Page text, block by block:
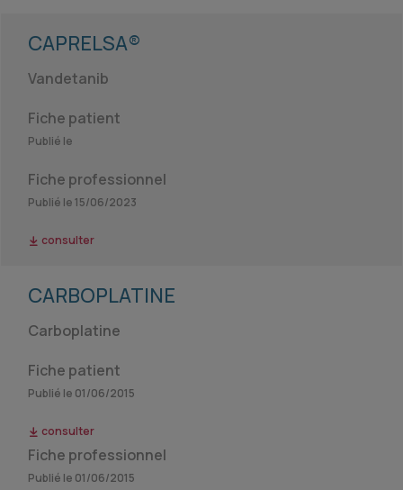
CAPRELSA®
Vandetanib
Fiche patient
Publié le
Fiche professionnel
Publié le 15/06/2023
consulter
CARBOPLATINE
Carboplatine
Fiche patient
Publié le 01/06/2015
consulter
Fiche professionnel
Publié le 01/06/2015